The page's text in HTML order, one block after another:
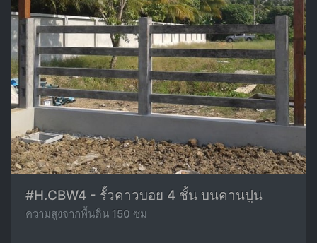
#H.CBW4 - รั้วคาวบอย 4 ชั้น บนคานปูน
ความสูงจากพื้นดิน 150 ซม